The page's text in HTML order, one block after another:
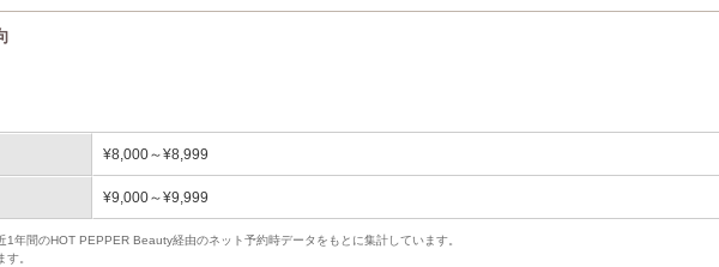
¥8,000～¥8,999
¥9,000～¥9,999
年間のHOT PEPPER Beauty経由のネット予約時データをもとに集計しています。
。